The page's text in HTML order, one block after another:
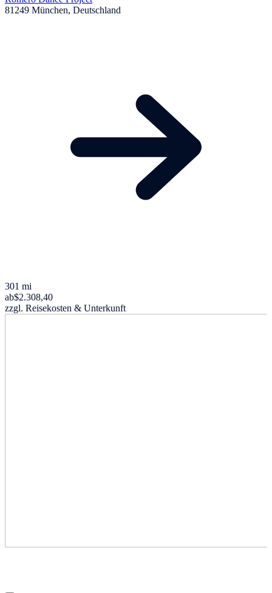
81249 München, Deutschland
301 mi
ab$2.308,40
zzgl. Reisekosten & Unterkunft